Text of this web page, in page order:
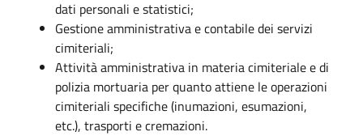
dati personali e statistici;
Gestione amministrativa e contabile dei servizi
cimiteriali;
Attività amministrativa in materia cimiteriale e di
polizia mortuaria per quanto attiene le operazioni
cimiteriali specifiche (inumazioni, esumazioni,
etc.), trasporti e cremazioni.